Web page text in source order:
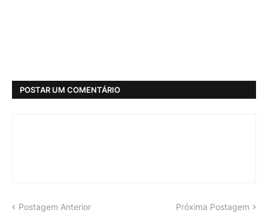
POSTAR UM COMENTÁRIO
Postagem Anterior Próxima Postagem